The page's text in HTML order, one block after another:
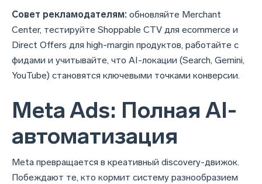
Совет рекламодателям: обновляйте Merchant
Center, тестируйте Shoppable CTV для ecommerce и
Direct Offers для high-margin продуктов, работайте с
фидами и учитывайте, что AI-локации (Search, Gemini,
YouTube) становятся ключевыми точками конверсии.
Meta Ads: Полная AI-
автоматизация
Meta превращается в креативный discovery-движок.
Побеждают те, кто кормит систему разнообразием